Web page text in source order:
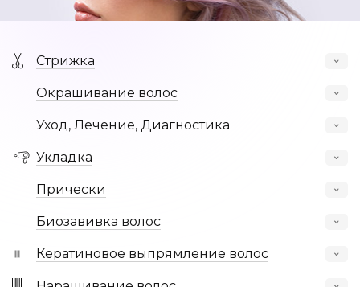
Подарочный сертификат
Онлайн подбор косметологических процедур
Калькулятор окрашивания
Мы в соц сетях
Стрижка
Окрашивание волос
Уход, Лечение, Диагностика
Укладка
Прически
Биозавивка волос
Кератиновое выпрямление волос